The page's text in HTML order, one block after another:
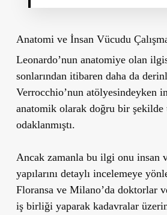
Anatomi ve İnsan Vücudu
Leonardo’nun anatomiye olan
sonlarından itibaren daha da
Verrocchio’nun atölyesindeyken
anatomik olarak doğru bir şekilde
odaklanmıştı.
Ancak zamanla bu ilgi onu insan
yapılarını detaylı incelemeye
Floransa ve Milano’da doktorlar
iş birliği yaparak kadavralar